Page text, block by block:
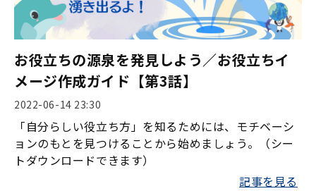
お役立ちの源泉を発見しよう／お役立ちイ
メージ作成ガイド【第3話】
2022-06-14 23:30
「自分らしい役立ち方」を知るためには、モチベーシ
ョンのもとを見つけることから始めましょう。（シー
トダウンロードできます）
記事を見る